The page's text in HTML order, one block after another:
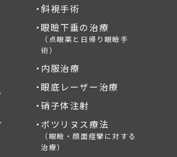
斜視手術
眼瞼下垂の治療
（点眼薬と日帰り眼瞼手
術）
内服治療
眼底レーザー治療
硝子体注射
ボツリヌス療法
（眼瞼・顔面痙攣に対する
治療）